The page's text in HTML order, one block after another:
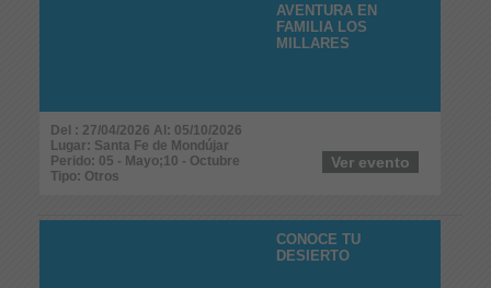
AVENTURA EN
FAMILIA LOS
MILLARES
Del : 27/04/2026 Al: 05/10/2026
Lugar: Santa Fe de Mondújar
Perido: 05 - Mayo;10 - Octubre
Tipo: Otros
Ver evento
CONOCE TU
DESIERTO